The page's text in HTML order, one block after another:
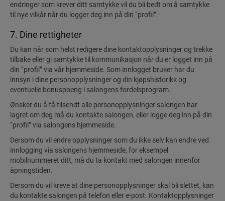
endringer som krever ditt samtykke vil du bli bedt om å samtykke
til nye vilkår når du logger deg inn på din “profil”.
7. Dine rettigheter
Du kan når som helst redigere dine kontaktopplysninger og trekke
tilbake eller gi samtykke til kommunikasjon når du er logget inn på
din “profil” via vår hjemmeside. Som innlogget bruker har du
innsyn i dine personopplysninger og din kjøpshistorikk og
eventuelle bonuspoeng i salongens fordelsprogram.
Ønsker du å få tilsendt alle personopplysninger salongen har
lagret om deg må du kontakte salongen, eller logge deg inn på din
“profil” via salongens hjemmeside.
Dersom du vil endre opplysninger som du ikke selv kan endre ved
innlogging via salongens hjemmeside, for eksempel
mobilnummeret ditt, må du ta kontakt med salongen innenfor
åpningstiden.
Dersom du vil kreve at dine personopplysninger skal bli slettet, kan
du kontakte salongen på telefon eller e-post. Kontaktopplysninger